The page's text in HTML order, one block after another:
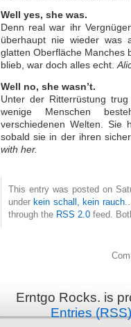
Well yes, she was.
Denn real war ihr
überhaupt nie wieder was
glatten Oberfläche Manches
blieb, war doch alles echt.
Well no, she wasn’t.
Unter der Ritterrüstung
wenige Menschen
verschiedenen Welten. Sie
sobald sie in der ihren
with her.
This entry was posted on
under kein schall, kein rauch.
through the RSS 2.0 feed.
Erntgo Rocks. is
Entries (RSS)